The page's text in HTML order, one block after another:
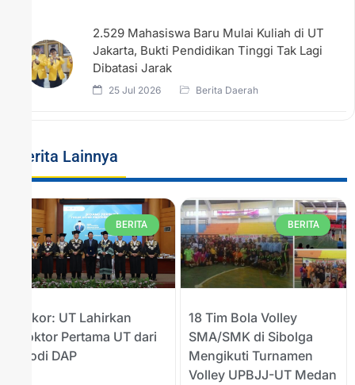
2.529 Mahasiswa Baru Mulai Kuliah di UT
Jakarta, Bukti Pendidikan Tinggi Tak Lagi
Dibatasi Jarak
25 Jul 2026 Berita Daerah
Berita Lainnya
BERITA
Rekor: UT Lahirkan
Doktor Pertama UT dari
Prodi DAP
BERITA
18 Tim Bola Volley
SMA/SMK di Sibolga
Mengikuti Turnamen
Volley UPBJJ-UT Medan